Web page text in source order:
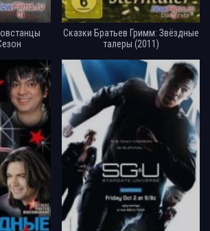
Сказки Братьев Гримм: Звёздные
талеры (2011)